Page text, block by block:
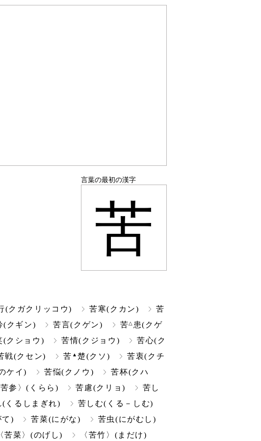
言葉の最初の漢字
苦
(クガクリッコウ) 苦寒(クカン) 苦
(クギン) 苦言(クゲン) 苦△ 患(クゲ
(クショウ) 苦情(クジョウ)
苦心(ク
戦(クセン) 苦 ▲楚(クソ)
苦衷(クチ
ケイ) 苦悩(クノウ)
苦杯(クハ
苦参〉(くらら) 苦慮(クリョ)
苦し
(くるしまぎれ)
苦しむ(くる－しむ)
て) 苦菜(にがな)
苦虫(にがむし)
〈苦菜〉(のげし) 〈苦竹〉(まだけ)